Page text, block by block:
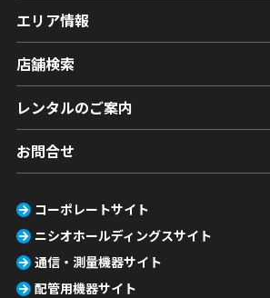
エリア情報
店舗検索
レンタルのご案内
お問合せ
コーポレートサイト
ニシオホールディングスサイト
通信・測量機器サイト
配管用機器サイト